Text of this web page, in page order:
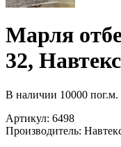
Марля
32,
В наличии 10000 пог.м.
Артикул: 6498
Производитель: